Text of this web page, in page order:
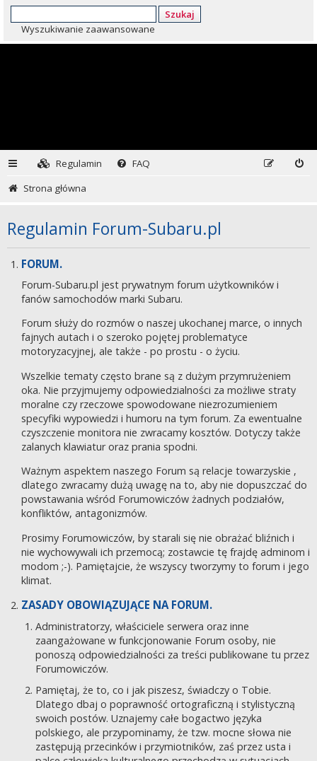
Szukaj
Wyszukiwanie zaawansowane
Regulamin
FAQ
Strona główna
Regulamin Forum-Subaru.pl
FORUM.
Forum-Subaru.pl jest prywatnym forum użytkowników i
fanów samochodów marki Subaru.
Forum służy do rozmów o naszej ukochanej marce, o innych
fajnych autach i o szeroko pojętej problematyce
motoryzacyjnej, ale także - po prostu - o życiu.
Wszelkie tematy często brane są z dużym przymrużeniem
oka. Nie przyjmujemy odpowiedzialności za możliwe straty
moralne czy rzeczowe spowodowane niezrozumieniem
specyfiki wypowiedzi i humoru na tym forum. Za ewentualne
czyszczenie monitora nie zwracamy kosztów. Dotyczy także
zalanych klawiatur oraz prania spodni.
Ważnym aspektem naszego Forum są relacje towarzyskie ,
dlatego zwracamy dużą uwagę na to, aby nie dopuszczać do
powstawania wśród Forumowiczów żadnych podziałów,
konfliktów, antagonizmów.
Prosimy Forumowiczów, by starali się nie obrażać bliźnich i
nie wychowywali ich przemocą; zostawcie tę frajdę adminom i
modom ;-). Pamiętajcie, że wszyscy tworzymy to forum i jego
klimat.
ZASADY OBOWIĄZUJĄCE NA FORUM.
Administratorzy, właściciele serwera oraz inne
zaangażowane w funkcjonowanie Forum osoby, nie
ponoszą odpowiedzialności za treści publikowane tu przez
Forumowiczów.
Pamiętaj, że to, co i jak piszesz, świadczy o Tobie.
Dlatego dbaj o poprawność ortograficzną i stylistyczną
swoich postów. Uznajemy całe bogactwo języka
polskiego, ale przypominamy, że tzw. mocne słowa nie
zastępują przecinków i przymiotników, zaś przez usta i